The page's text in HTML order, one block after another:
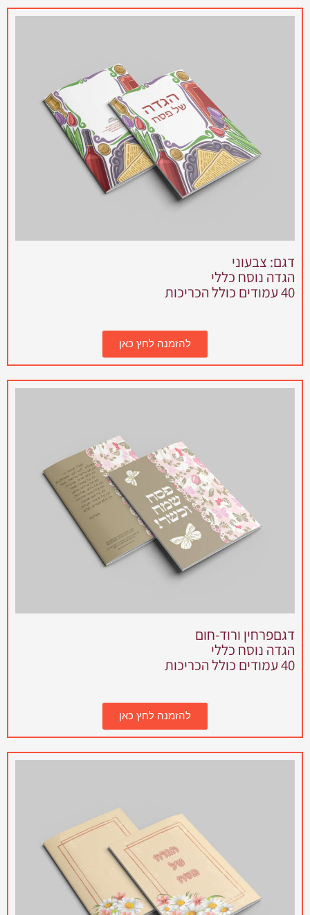
דגם: צבעוני
הגדה נוסח כללי
40 עמודים כולל הכריכות
להזמנה לחץ כאן
דגםפרחין ורוד-חום
הגדה נוסח כללי
40 עמודים כולל הכריכות
להזמנה לחץ כאן